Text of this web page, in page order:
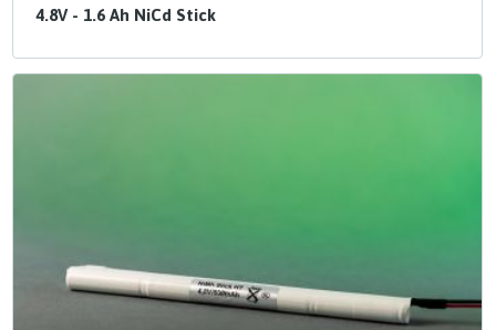
4.8V - 1.6 Ah NiCd Stick